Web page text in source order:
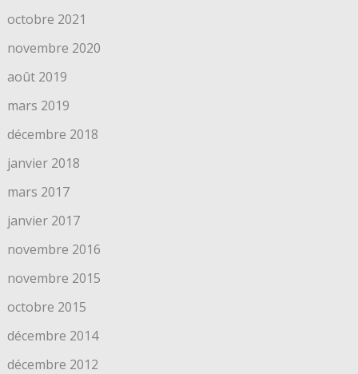
octobre 2021
novembre 2020
août 2019
mars 2019
décembre 2018
janvier 2018
mars 2017
janvier 2017
novembre 2016
novembre 2015
octobre 2015
décembre 2014
décembre 2012